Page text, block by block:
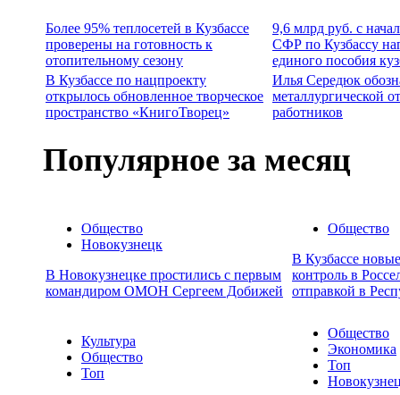
Более 95% теплосетей в Кузбассе
проверены на готовность к
отопительному сезону
9,6 млрд руб. с
СФР по Кузбассу
единого пособия
В Кузбассе по нацпроекту
открылось обновленное творческое
пространство «КнигоТворец»
Илья Середюк
металлургической
работников
Популярное за месяц
Общество
Новокузнецк
В Новокузнецке простились с первым
командиром ОМОН Сергеем Добижей
Общество
В Кузбассе
контроль в
отправкой в
Культура
Общество
Топ
Общество
Экономика
Топ